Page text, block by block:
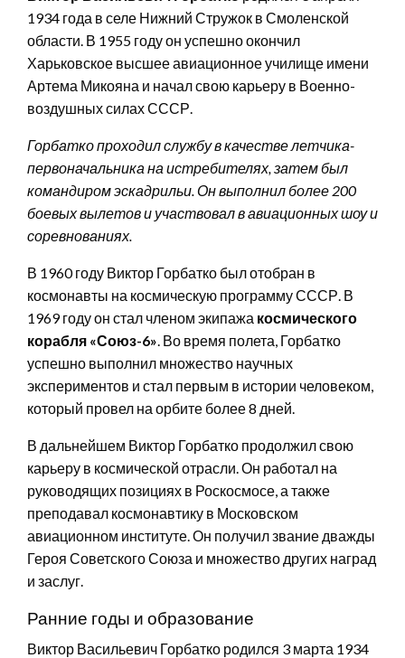
1934 года в селе Нижний Стружок в Смоленской
области. В 1955 году он успешно окончил
Харьковское высшее авиационное училище имени
Артема Микояна и начал свою карьеру в Военно-
воздушных силах СССР.
Горбатко проходил службу в качестве летчика-
первоначальника на истребителях, затем был
командиром эскадрильи. Он выполнил более 200
боевых вылетов и участвовал в авиационных шоу и
соревнованиях.
В 1960 году Виктор Горбатко был отобран в
космонавты на космическую программу СССР. В
1969 году он стал членом экипажа космического
корабля «Союз-6». Во время полета, Горбатко
успешно выполнил множество научных
экспериментов и стал первым в истории человеком,
который провел на орбите более 8 дней.
В дальнейшем Виктор Горбатко продолжил свою
карьеру в космической отрасли. Он работал на
руководящих позициях в Роскосмосе, а также
преподавал космонавтику в Московском
авиационном институте. Он получил звание дважды
Героя Советского Союза и множество других наград
и заслуг.
Ранние годы и образование
Виктор Васильевич Горбатко родился 3 марта 1934